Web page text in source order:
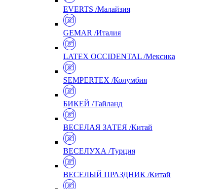
EVERTS /Малайзия
GEMAR /Италия
LATEX OCCIDENTAL /Мексика
SEMPERTEX /Колумбия
БИКЕЙ /Тайланд
ВЕСЕЛАЯ ЗАТЕЯ /Китай
ВЕСЕЛУХА /Турция
ВЕСЕЛЫЙ ПРАЗДНИК /Китай